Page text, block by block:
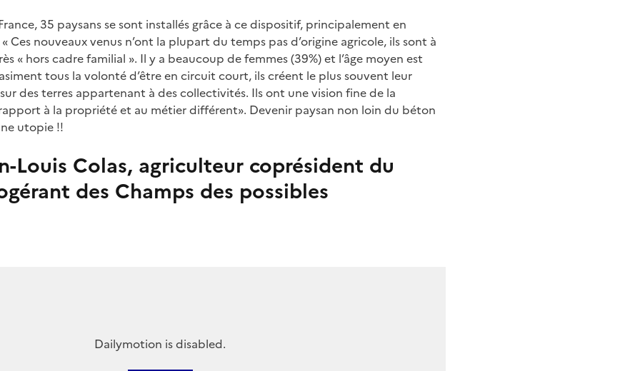
35 paysans se sont installés grâce à ce dispositif, principalement en
Ces nouveaux venus n’ont la plupart du temps pas d’origine agricole, ils sont à
« hors cadre familial ». Il y a beaucoup de femmes (39%) et l’âge moyen est
tous la volonté d’être en circuit court, ils créent le plus souvent leur
des terres appartenant à des collectivités. Ils ont une vision fine de la
à la propriété et au métier différent». Devenir paysan non loin du béton
utopie !!
Louis Colas, agriculteur coprésident du
des Champs des possibles
Dailymotion is disabled.